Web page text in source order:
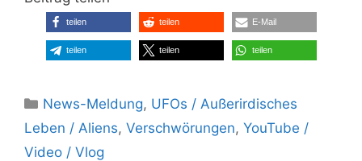
teilen teilen E-Mail
teilen teilen teilen
Kategorien
News-Meldung, UFOs / Außerirdisches
Leben / Aliens, Verschwörungen, YouTube /
Video / Vlog